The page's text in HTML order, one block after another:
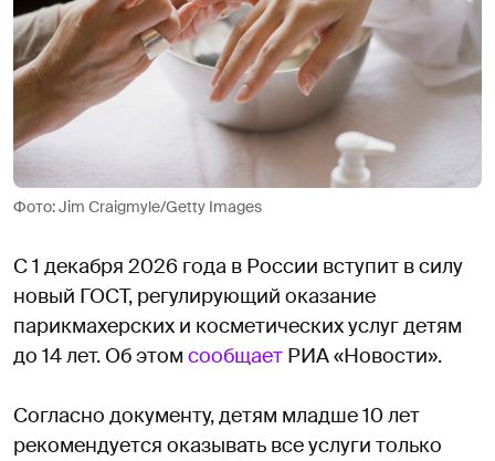
Фото: Jim Craigmyle/Getty Images
С 1 декабря 2026 года в России вступит в силу
новый ГОСТ, регулирующий оказание
парикмахерских и косметических услуг детям
до 14 лет. Об этом сообщает РИА «Новости».
Согласно документу, детям младше 10 лет
рекомендуется оказывать все услуги только